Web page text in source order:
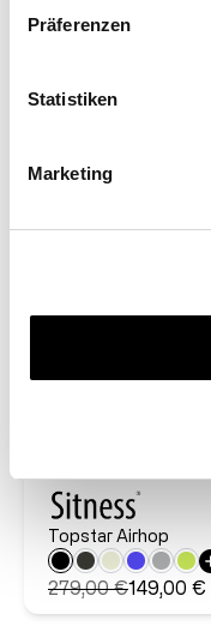
Präferenzen
Statistiken
Marketing
Topstar Airhop
279,00 €149,00 €